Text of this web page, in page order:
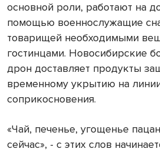
основной роли, работают на
помощью военнослужащие
товарищей необходимыми
гостинцами. Новосибирские
дрон доставляет продукты
временному укрытию на
соприкосновения.
«Чай, печенье, угощенье
сейчас», - с этих слов